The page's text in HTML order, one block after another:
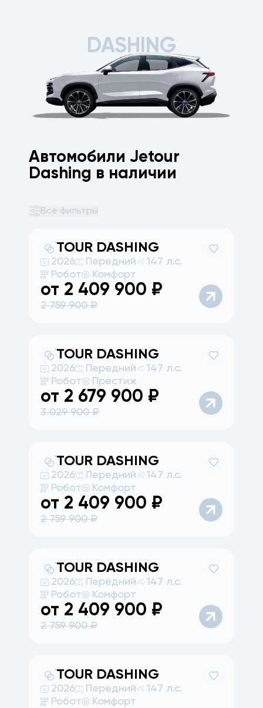
DASHING
Автомобили Jetour
Dashing в наличии
JETOUR DASHING
2026 Передний
147 л.с.
Робот
Комфорт
от 2 409 900 ₽
2 759 900₽
JETOUR DASHING
2026 Передний
147 л.с.
Робот
Престиж
от 2 679 900 ₽
3 029 900₽
JETOUR DASHING
2026 Передний
147 л.с.
Робот
Комфорт
от 2 409 900 ₽
2 759 900₽
JETOUR DASHING
2026 Передний
147 л.с.
Робот
Комфорт
от 2 409 900 ₽
2 759 900₽
JETOUR DASHING
2026 Передний
147 л.с.
Робот
Комфорт
Все фильтры